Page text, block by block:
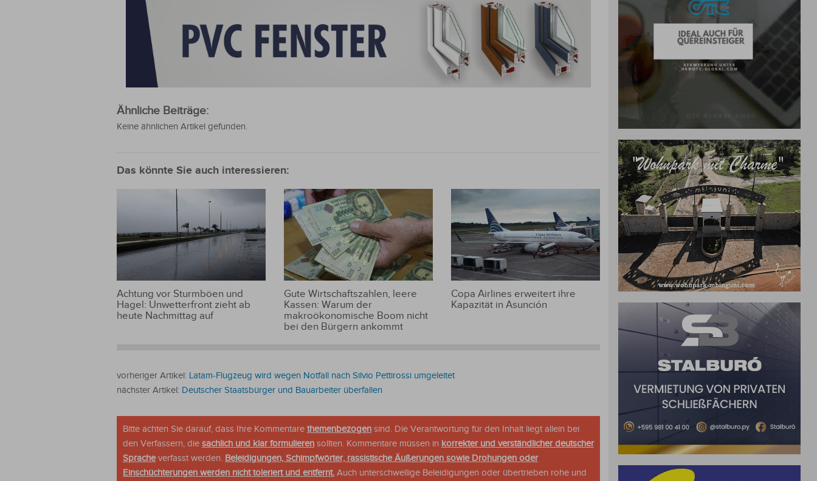
Ähnliche Beiträge:
Keine ähnlichen Artikel gefunden.
Das könnte Sie auch interessieren:
Achtung vor Sturmböen und
Hagel: Unwetterfront zieht ab
heute Nachmittag auf
Gute Wirtschaftszahlen, leere
Kassen: Warum der
makroökonomische Boom nicht
bei den Bürgern ankommt
Copa Airlines erweitert ihre
Kapazität in Asunción
vorheriger Artikel: Latam-Flugzeug wird wegen Notfall nach Silvio Pettirossi umgeleitet
nächster Artikel: Deutscher Staatsbürger und Bauarbeiter überfallen
Bitte achten Sie darauf, dass Ihre Kommentare themenbezogen sind. Die Verantwortung für den Inhalt liegt allein bei
den Verfassern, die sachlich und klar formulieren sollten. Kommentare müssen in korrekter und verständlicher deutscher
Spracheverfasst werden. Beleidigungen, Schimpfwörter, rassistische Äußerungen sowie Drohungen oder
Einschüchterungen werden nicht toleriert und entfernt. Auch unterschwellige Beleidigungen oder übertrieben rohe und